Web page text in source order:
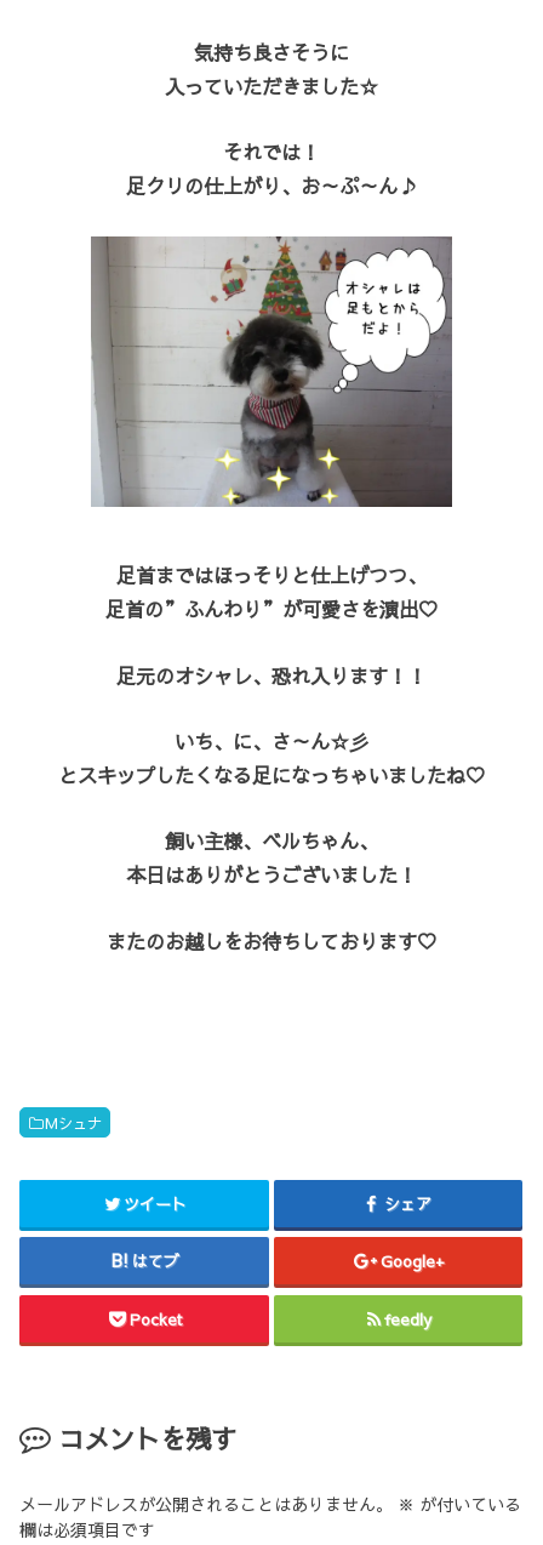
気持ち良さそうに
入っていただきました☆
それでは！
足クリの仕上がり、お～ぷ～ん♪
足首まではほっそりと仕上げつつ、
足首の”ふんわり”が可愛さを演出♡
足元のオシャレ、恐れ入ります！！
いち、に、さ～ん☆彡
とスキップしたくなる足になっちゃいましたね♡
飼い主様、ベルちゃん、
本日はありがとうございました！
またのお越しをお待ちしております♡
Mシュナ
ツイート シェア
はてブ Google+
Pocket feedly
コメントを残す
メールアドレスが公開されることはありません。 ※ が付いている
欄は必須項目です